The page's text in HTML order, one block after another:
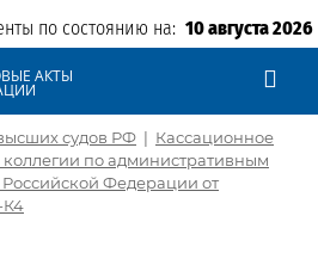
по состоянию на: 10 августа 2026
АКТЫ
судов РФ | Кассационное
по административным
Федерации от
К4